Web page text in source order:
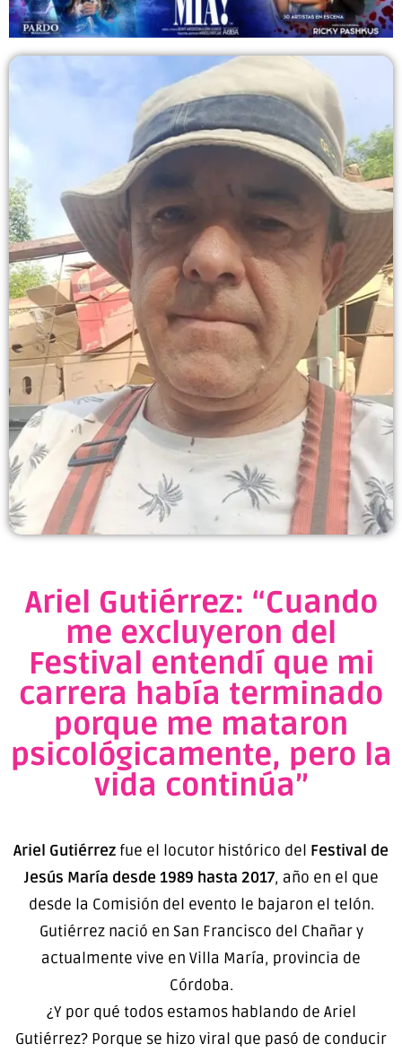
Ariel Gutiérrez: “Cuando
me excluyeron del
Festival entendí que mi
carrera había terminado
porque me mataron
psicológicamente, pero la
vida continúa”
Ariel Gutiérrezfue el locutor histórico del Festival de
Jesús María desde 1989 hasta 2017, año en el que
desde la Comisión del evento le bajaron el telón.
Gutiérrez nació en San Francisco del Chañar y
actualmente vive en Villa María, provincia de
Córdoba.
¿Y por qué todos estamos hablando de Ariel
Gutiérrez? Porque se hizo viral que pasó de conducir